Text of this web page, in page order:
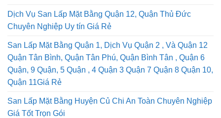
Dịch Vụ San Lấp Mặt Bằng Quận 12, Quận Thủ Đức
Chuyên Nghiệp Uy tín Giá Rẻ
San Lấp Mặt Bằng Quận 1, Dịch Vụ Quận 2 , Và Quận 12
Quận Tân Bình, Quận Tân Phú, Quận Bình Tân , Quận 6
Quận, 9 Quận, 5 Quận , 4 Quận 3 Quận 7 Quận 8 Quận 10,
Quận 11Giá Rẻ
San Lấp Mặt Bằng Huyện Củ Chi An Toàn Chuyên Nghiệp
Giá Tốt Trọn Gói